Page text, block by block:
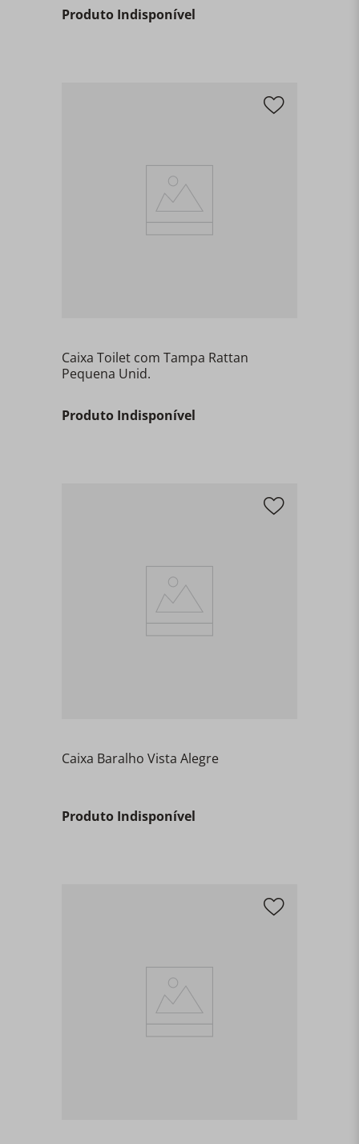
Produto Indisponível
Caixa Toilet com Tampa Rattan
Pequena Unid.
Produto Indisponível
Caixa Baralho Vista Alegre
Produto Indisponível